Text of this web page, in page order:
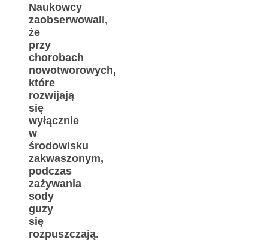
Naukowcy
zaobserwowali,
że
przy
chorobach
nowotworowych,
które
rozwijają
się
wyłącznie
w
środowisku
zakwaszonym,
podczas
zażywania
sody
guzy
się
rozpuszczają.